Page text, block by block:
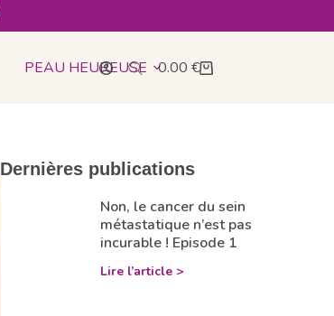
PEAU HEUREUSE 0.00 €
Dernières publications
Non, le cancer du sein
métastatique n’est pas
incurable ! Episode 1
Lire l’article >